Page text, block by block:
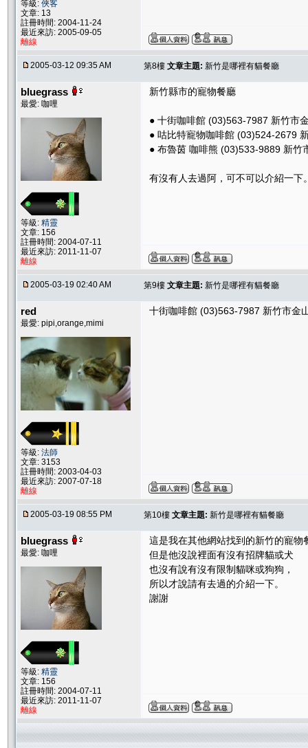
等級: 俠客
文章: 13
註冊時間: 2004-11-24
最近來訪: 2005-09-05
離線
2005-03-12 09:35 AM 第8樓 文章主題: 新竹是哪裡有貓餐廳
bluegrass
最愛: 咖哩
等級: 精靈
文章: 156
註冊時間: 2004-07-11
最近來訪: 2011-11-07
離線
新竹縣市的寵物餐廳
● 十街咖啡館 (03)563-7987 新竹市
● 咕比特寵物咖啡館 (03)524-2679
● 布魯茵 咖啡熊 (03)533-9889 新竹
有沒有人去過阿，可不可以介紹一下
2005-03-19 02:40 AM 第9樓 文章主題: 新竹是哪裡有貓餐廳
red
最愛: pipi,orange,mimi
等級: 法師
文章: 3153
註冊時間: 2003-04-03
最近來訪: 2007-07-18
離線
十街咖啡館 (03)563-7987 新竹市金
2005-03-19 08:55 PM 第10樓 文章主題: 新竹是哪裡有貓餐廳
bluegrass
最愛: 咖哩
等級: 精靈
文章: 156
註冊時間: 2004-07-11
最近來訪: 2011-11-07
離線
這是我在其他網站找到的新竹的寵物
但是他沒說裡面有沒有招牌貓或犬
也沒有說有沒有限制貓咪或狗狗，
所以才說請有去過的介紹一下。
謝謝